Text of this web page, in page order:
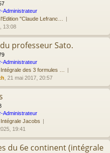
Administrateur
"Claude Lefranc…
13:08
professeur Sato.
Administrateur
des 3 formules …
, 21 mai 2017, 20:57
Administrateur
Jacobs
19:41
du 6e continent (intégrale